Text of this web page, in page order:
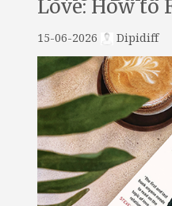
Love: How to
15-06-2026 Dipidiff